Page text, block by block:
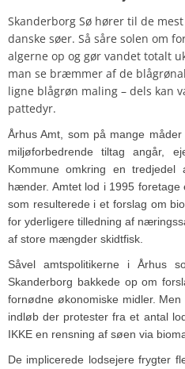
Skanderborg Sø hører til de
danske søer. Så såre solen om
algerne op og gør vandet totalt
man se bræmmer af de
ligne blågrøn maling – dels kan
pattedyr.
Århus Amt, som på mange
miljøforbedrende tiltag angår,
Kommune omkring en
hænder. Amtet lod i 1995 foretage
som resulterede i et forslag om
for yderligere tilledning af
af store mængder skidtfisk.
Såvel amtspolitikerne i Århus
Skanderborg bakkede op om
fornødne økonomiske midler.
indløb der protester fra et antal
IKKE en rensning af søen via
De implicerede lodsejere frygter